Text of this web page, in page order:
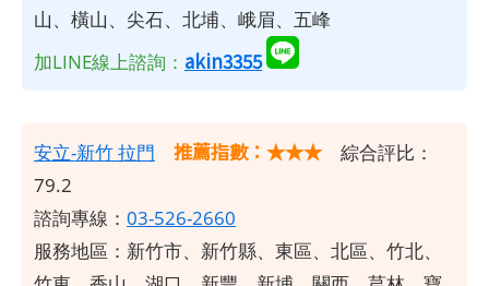
山、橫山、尖石、北埔、峨眉、五峰
加LINE線上諮詢： akin3355
安立-新竹 拉門 推薦指數：★★★ 綜合評比：
79.2
諮詢專線： 03-526-2660
服務地區：新竹市、新竹縣、東區、北區、竹北、